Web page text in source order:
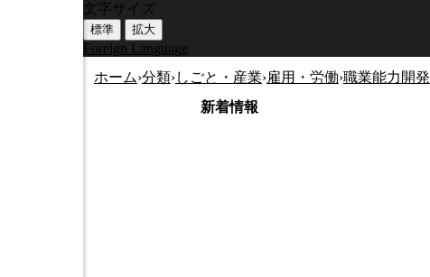
文字サイズ
標準 拡大
Foreign Language
ホーム›分類›しごと・産業›雇用・労働›職業能力開発
新着情報